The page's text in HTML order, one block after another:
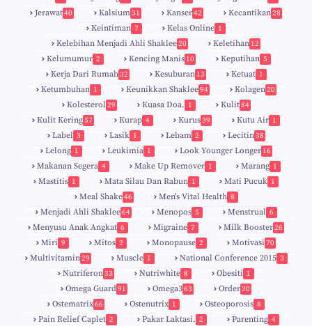
Jerawat40 Kalsium31 Kanser42 Kecantikan28
Keintiman 7 Kelas Online 1
Kelebihan Menjadi Ahli Shaklee20 Keletihan 12
Kelumumur 2 Kencing Manis 10 Keputihan 5
Kerja Dari Rumah32 Kesuburan 13 Ketuat 1
Ketumbuhan 1 Keunikkan Shaklee94 Kolagen20
Kolesterol29 Kuasa Doa. 1 Kulit84
Kulit Kering57 Kurap 4 Kurus39 Kutu Air 1
Label 3 Lasik 1 Lebam 2 Lecitin38
Lelong 1 Leukimia 1 Look Younger Longer 16
Makanan Segera 4 Make Up Remover 1 Marang 1
Mastitis 1 Mata Silau Dan Rabun 1 Mati Pucuk 1
Meal Shake46 Men's Vital Health 8
Menjadi Ahli Shaklee64 Menopos 5 Menstrual 6
Menyusu Anak Angkat 6 Migraine 7 Milk Booster26
Miri 9 Mitos 2 Monopause 2 Motivasi 70
Multivitamin29 Muscle 1 National Conference 2015 3
Nutriferon33 Nutriwhite 8 Obesiti 1
Omega Guard91 Omega363 Order20
Ostematrix66 Ostenutrix 1 Osteoporosis 8
Pain Relief Caplet 2 Pakar Laktasi. 2 Parenting 4